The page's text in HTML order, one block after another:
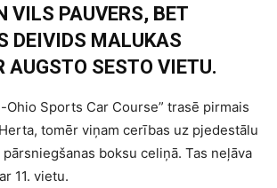
VILS PAUVERS, BET
DEIVIDS MALUKAS
AUGSTO SESTO VIETU.
Ohio Sports Car Course” trasē pirmais
tomēr viņam cerības uz pjedestālu
boksu celiņā. Tas neļāva
11. vietu.